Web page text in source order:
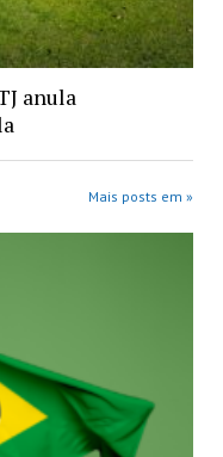
anula
Mais posts em »